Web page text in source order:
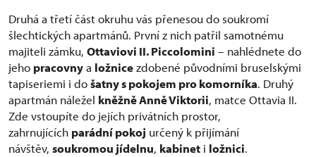
Druhá a třetí část okruhu vás přenesou do soukromí
šlechtických apartmánů. První z nich patřil samotnému
majiteli zámku, Ottaviovi II. Piccolomini – nahlédnete do
jeho pracovnya ložnicezdobené původními bruselskými
tapiseriemi i došatny s pokojem pro komorníka. Druhý
apartmán náležel kněžně Anně Viktorii, matce Ottavia II.
Zde vstoupíte do jejích privátních prostor,
zahrnujících parádní pokoj určený k přijímání
návštěv, soukromou jídelnu, kabinet i ložnici.